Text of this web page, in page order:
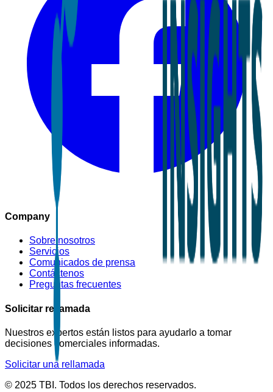
Company
Sobre nosotros
Servicios
Comunicados de prensa
Contáctenos
Preguntas frecuentes
Solicitar rellamada
Nuestros expertos están listos para ayudarlo a tomar
decisiones comerciales informadas.
Solicitar una rellamada
© 2025 TBI. Todos los derechos reservados.